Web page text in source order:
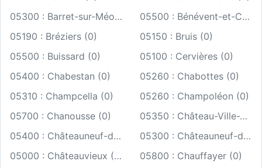
05300 : Barret-sur-Méouge (0)
05500 : Bénévent-et-Charbillac (0)
05190 : Bréziers (0)
05150 : Bruis (0)
05500 : Buissard (0)
05100 : Cervières (0)
05400 : Chabestan (0)
05260 : Chabottes (0)
05310 : Champcella (0)
05260 : Champoléon (0)
05700 : Chanousse (0)
05350 : Château-Ville-Vieille (0)
05400 : Châteauneuf-d'Oze (0)
05300 : Châteauneuf-de-Chabre (0)
05000 : Châteauvieux (0)
05800 : Chauffayer (0)